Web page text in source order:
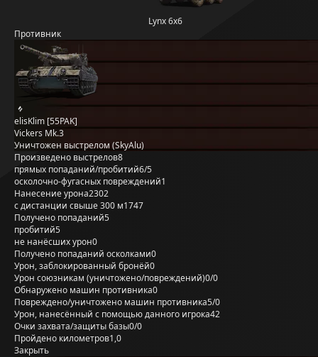
Lynx 6x6
Противник
elisKlim [55PAK]
Vickers Mk.3
Уничтожен выстрелом (SkyAlu)
Произведено выстрелов8
прямых попаданий/пробитий6/5
осколочно-фугасных повреждений1
Нанесение урона2302
с дистанции свыше 300 м1747
Получено попаданий5
пробитий5
не нанёсших урон0
Получено попаданий осколками0
Урон, заблокированный бронёй0
Урон союзникам (уничтожено/повреждений)0/0
Обнаружено машин противника0
Повреждено/уничтожено машин противника5/0
Урон, нанесённый с помощью данного игрока42
Очки захвата/защиты базы0/0
Пройдено километров1,0
Закрыть